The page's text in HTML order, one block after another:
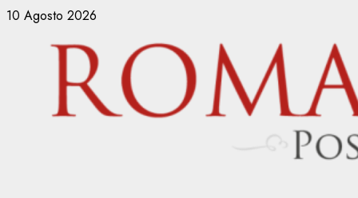
Vai
contenuto
10 Agosto 2026